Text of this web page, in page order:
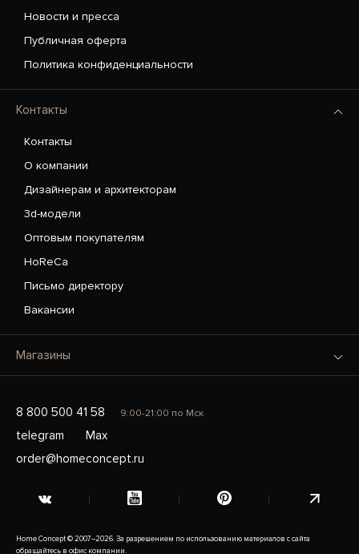
Новости и пресса
Публичная оферта
Политика конфиденциальности
Контакты
Контакты
О компании
Дизайнерам и архитекторам
3d-модели
Оптовым покупателям
HoReCa
Письмо директору
Вакансии
Магазины
8 800 500 41 58 9:00-21:00 по Мск
telegram
Max
order@homeconcept.ru
Home Concept © 2007–2026. За разрешением по использованию материалов с сайта
обращайтесь в офис компании.